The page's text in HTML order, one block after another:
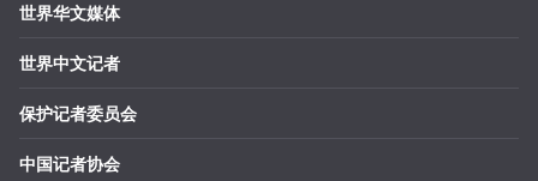
世界华文媒体
世界中文记者
保护记者委员会
中国记者协会